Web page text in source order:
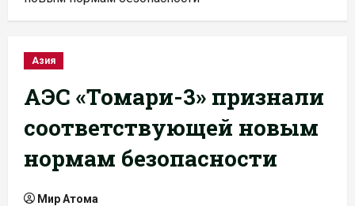
Азия
АЭС «Томари-3» признали
соответствующей новым
нормам безопасности
Мир Атома